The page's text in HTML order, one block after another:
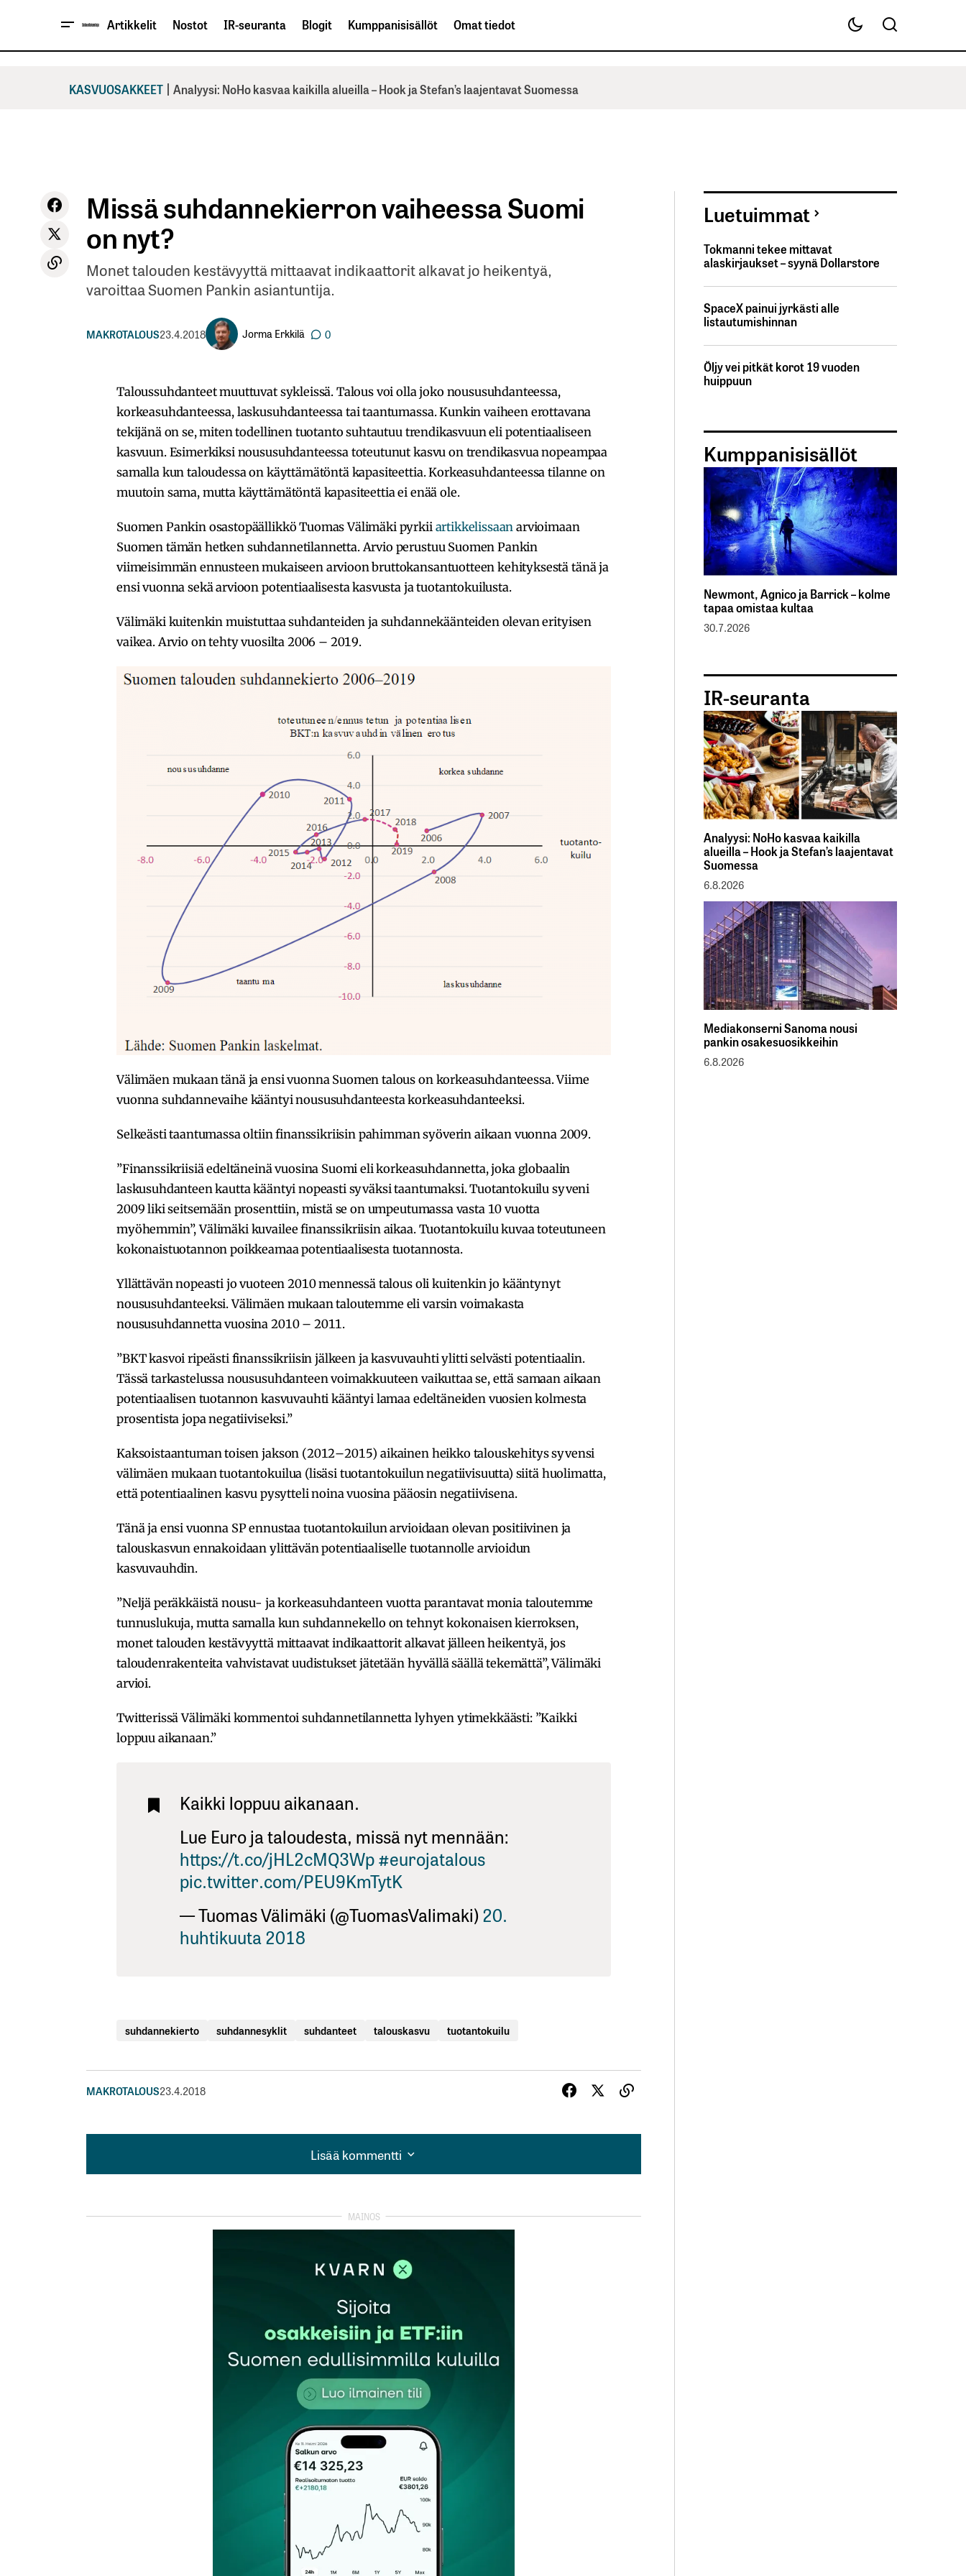
Artikkelit Nostot IR-seuranta Blogit Kumppanisisällöt Omat tiedot
KASVUOSAKKEET | Analyysi: NoHo kasvaa kaikilla alueilla – Hook ja Stefan’s laajentavat Suomessa
Missä suhdannekierron vaiheessa Suomi
on nyt?
Monet talouden kestävyyttä mittaavat indikaattorit alkavat jo heikentyä,
varoittaa Suomen Pankin asiantuntija.
MAKROTALOUS23.4.2018 Jorma Erkkilä 0
Taloussuhdanteet muuttuvat sykleissä. Talous voi olla joko noususuhdanteessa,
korkeasuhdanteessa, laskusuhdanteessa tai taantumassa. Kunkin vaiheen erottavana
tekijänä on se, miten todellinen tuotanto suhtautuu trendikasvuun eli potentiaaliseen
kasvuun. Esimerkiksi noususuhdanteessa toteutunut kasvu on trendikasvua nopeampaa
samalla kun taloudessa on käyttämätöntä kapasiteettia. Korkeasuhdanteessa tilanne on
muutoin sama, mutta käyttämätöntä kapasiteettia ei enää ole.
Suomen Pankin osastopäällikkö Tuomas Välimäki pyrkii artikkelissaan arvioimaan
Suomen tämän hetken suhdannetilannetta. Arvio perustuu Suomen Pankin
viimeisimmän ennusteen mukaiseen arvioon bruttokansantuotteen kehityksestä tänä ja
ensi vuonna sekä arvioon potentiaalisesta kasvusta ja tuotantokuilusta.
Välimäki kuitenkin muistuttaa suhdanteiden ja suhdannekäänteiden olevan erityisen
vaikea. Arvio on tehty vuosilta 2006 – 2019.
Välimäen mukaan tänä ja ensi vuonna Suomen talous on korkeasuhdanteessa. Viime
vuonna suhdannevaihe kääntyi noususuhdanteesta korkeasuhdanteeksi.
Selkeästi taantumassa oltiin finanssikriisin pahimman syöverin aikaan vuonna 2009.
”Finanssikriisiä edeltäneinä vuosina Suomi eli korkeasuhdannetta, joka globaalin
laskusuhdanteen kautta kääntyi nopeasti syväksi taantumaksi. Tuotantokuilu syveni
2009 liki seitsemään prosenttiin, mistä se on umpeutumassa vasta 10 vuotta
myöhemmin”, Välimäki kuvailee finanssikriisin aikaa. Tuotantokuilu kuvaa toteutuneen
kokonaistuotannon poikkeamaa potentiaalisesta tuotannosta.
Yllättävän nopeasti jo vuoteen 2010 mennessä talous oli kuitenkin jo kääntynyt
noususuhdanteeksi. Välimäen mukaan taloutemme eli varsin voimakasta
noususuhdannetta vuosina 2010 – 2011.
”BKT kasvoi ripeästi finanssikriisin jälkeen ja kasvuvauhti ylitti selvästi potentiaalin.
Tässä tarkastelussa noususuhdanteen voimakkuuteen vaikuttaa se, että samaan aikaan
potentiaalisen tuotannon kasvuvauhti kääntyi lamaa edeltäneiden vuosien kolmesta
prosentista jopa negatiiviseksi.”
Kaksoistaantuman toisen jakson (2012–2015) aikainen heikko talouskehitys syvensi
välimäen mukaan tuotantokuilua (lisäsi tuotantokuilun negatiivisuutta) siitä huolimatta,
että potentiaalinen kasvu pysytteli noina vuosina pääosin negatiivisena.
Tänä ja ensi vuonna SP ennustaa tuotantokuilun arvioidaan olevan positiivinen ja
talouskasvun ennakoidaan ylittävän potentiaaliselle tuotannolle arvioidun
kasvuvauhdin.
”Neljä peräkkäistä nousu- ja korkeasuhdanteen vuotta parantavat monia taloutemme
tunnuslukuja, mutta samalla kun suhdannekello on tehnyt kokonaisen kierroksen,
monet talouden kestävyyttä mittaavat indikaattorit alkavat jälleen heikentyä, jos
taloudenrakenteita vahvistavat uudistukset jätetään hyvällä säällä tekemättä”, Välimäki
arvioi.
Twitterissä Välimäki kommentoi suhdannetilannetta lyhyen ytimekkäästi: ”Kaikki
loppuu aikanaan.”
Kaikki loppuu aikanaan.
Lue Euro ja taloudesta, missä nyt mennään:
https://t.co/jHL2cMQ3Wp#eurojatalous
pic.twitter.com/PEU9KmTytK
— Tuomas Välimäki (@TuomasValimaki)20.
huhtikuuta 2018
suhdannekierto suhdannesyklit suhdanteet talouskasvu tuotantokuilu
MAKROTALOUS23.4.2018
Lisää kommentti
Lisää kommentti
Pakolliset kentät on merkitty
Sähköpostiosoitteesi
Luetuimmat
Tokmanni tekee mittavat
alaskirjaukset – syynä Dollarstore
SpaceX painui jyrkästi alle
listautumishinnan
Öljy vei pitkät korot 19 vuoden
huippuun
Kumppanisisällöt
Newmont, Agnico ja Barrick – kolme
tapaa omistaa kultaa
30.7.2026
IR-seuranta
Analyysi: NoHo kasvaa kaikilla
alueilla – Hook ja Stefan’s laajentavat
Suomessa
6.8.2026
Mediakonserni Sanoma nousi
pankin osakesuosikkeihin
6.8.2026